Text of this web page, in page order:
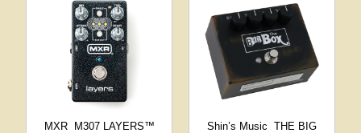
MXR
M307 LAYERS™
Shin’s Music THE BIG